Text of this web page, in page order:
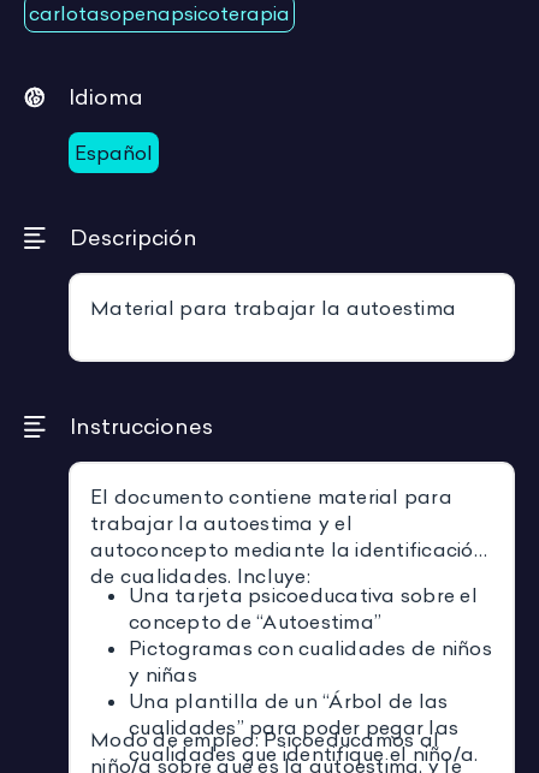
carlotasopenapsicoterapia
Idioma
Español
Descripción
Material para trabajar la autoestima
Instrucciones
El documento contiene material para
trabajar la autoestima y el
autoconcepto mediante la identificación
de cualidades. Incluye:
Una tarjeta psicoeducativa sobre el
concepto de “Autoestima”
Pictogramas con cualidades de niños
y niñas
Una plantilla de un “Árbol de las
cualidades” para poder pegar las
cualidades que identifique el niño/a.
Modo de empleo: Psicoeducamos al
niño/a sobre qué es la autoestima, y le